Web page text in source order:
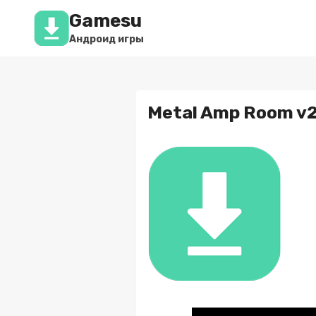
Перейти
содержимому
Gamesu
Андроид игры
Metal Amp Room